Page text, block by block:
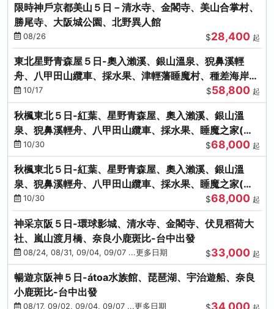
限時神戶京都美山５日－清水寺、金閣寺、美山合掌村、
勝尾寺、大阪城公園、北野異人館
08/26 $28,400 起
東北星野青森屋５日-奧入瀨溪、銀山溫泉、猊鼻溪輕
舟、八甲田山纜車、採水果、津輕藩睡魔村、種差海岸
(不進免稅店)
10/17 $58,800 起
秋楓東北５日-紅葉、星野青森屋、奧入瀨溪、銀山溫
泉、猊鼻溪輕舟、八甲田山纜車、採水果、睡魔之家(不
進免稅店)
10/30 $68,000 起
秋楓東北５日-紅葉、星野青森屋、奧入瀨溪、銀山溫
泉、猊鼻溪輕舟、八甲田山纜車、採水果、睡魔之家(不
進免稅店)
10/30 $68,000 起
神采京阪５日-環球影城、清水寺、金閣寺、伏見稻荷大
社、嵐山渡月橋、奈良小鹿斑比-台中出發
08/24, 08/31, 09/04, 09/07 ...更多日期 $33,000 起
暢遊京阪神５日-átoa水族館、琵琶湖、宇治遊船、奈良
小鹿斑比-台中出發
08/17, 09/02, 09/04, 09/07 ...更多日期 34,000